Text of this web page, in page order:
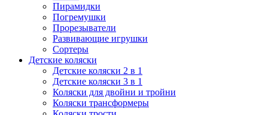
Пирамидки
Погремушки
Прорезыватели
Развивающие игрушки
Сортеры
Детские коляски
Детские коляски 2 в 1
Детские коляски 3 в 1
Коляски для двойни и тройни
Коляски трансформеры